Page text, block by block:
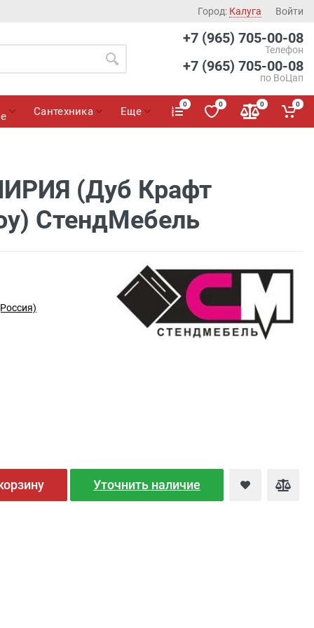
Город: Калуга Войти
+7 (965) 705-00-08
Телефон
+7 (965) 705-00-08
по ВоЦап
Сантехника Еще
0 0 0 0
(Дуб Крафт
СтендМебель
Уточнить наличие